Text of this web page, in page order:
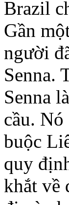
Brazil
Gần
người
Senna.
Senna
cầu. Nó
buộc
quy
khắt về